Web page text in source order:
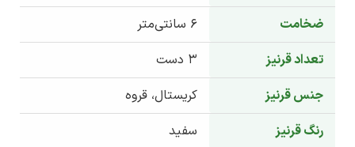
ضخامت
تعداد قرنیز
جنس قرنیز
کریستال، قروه
رنگ قرنیز
سفید